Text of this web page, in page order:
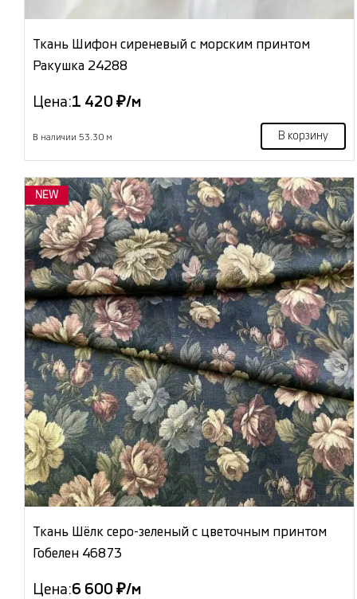
Ткань Шифон сиреневый с морским принтом
Ракушка 24288
Цена:1 420 ₽/м
В наличии 53.30 м В корзину
NEW
Ткань Шёлк серо-зеленый с цветочным принтом
Гобелен 46873
Цена:6 600 ₽/м